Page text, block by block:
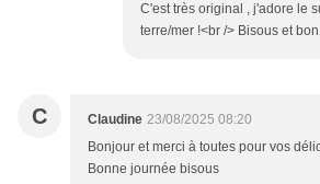
C'est très original , j'adore le
terre/mer !<br /> Bisous et
C Claudine 23/08/2025 08:20
Bonjour et merci à toutes pour vos
Bonne journée bisous